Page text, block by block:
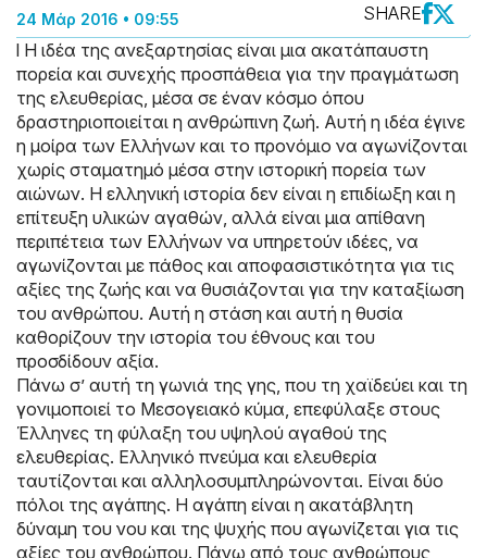
24 Μάρ 2016 • 09:55
SHARE
l Η ιδέα της ανεξαρτησίας είναι μια ακατάπαυστη
πορεία και συνεχής προσπάθεια για την πραγμάτωση
της ελευθερίας, μέσα σε έναν κόσμο όπου
δραστηριοποιείται η ανθρώπινη ζωή. Αυτή η ιδέα έγινε
η μοίρα των Ελλήνων και το προνόμιο να αγωνίζονται
χωρίς σταματημό μέσα στην ιστορική πορεία των
αιώνων. Η ελληνική ιστορία δεν είναι η επιδίωξη και η
επίτευξη υλικών αγαθών, αλλά είναι μια απίθανη
περιπέτεια των Ελλήνων να υπηρετούν ιδέες, να
αγωνίζονται με πάθος και αποφασιστικότητα για τις
αξίες της ζωής και να θυσιάζονται για την καταξίωση
του ανθρώπου. Αυτή η στάση και αυτή η θυσία
καθορίζουν την ιστορία του έθνους και του
προσδίδουν αξία.
Πάνω σ’ αυτή τη γωνιά της γης, που τη χαϊδεύει και τη
γονιμοποιεί το Μεσογειακό κύμα, επεφύλαξε στους
Έλληνες τη φύλαξη του υψηλού αγαθού της
ελευθερίας. Ελληνικό πνεύμα και ελευθερία
ταυτίζονται και αλληλοσυμπληρώνονται. Είναι δύο
πόλοι της αγάπης. Η αγάπη είναι η ακατάβλητη
δύναμη του νου και της ψυχής που αγωνίζεται για τις
αξίες του ανθρώπου. Πάνω από τους ανθρώπους,